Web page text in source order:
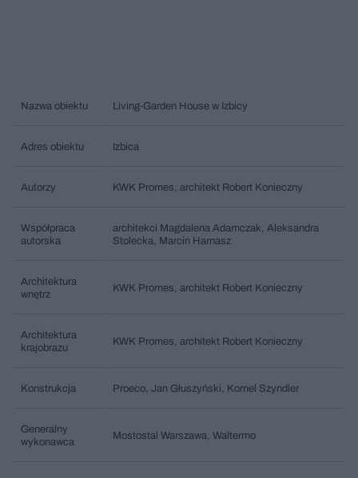
Nazwa obiektu Living-Garden House w Izbicy
Adres obiektu Izbica
Autorzy KWK Promes, architekt Robert Konieczny
Współpraca
autorska
architekci Magdalena Adamczak, Aleksandra
Stolecka, Marcin Harnasz
Architektura
wnętrz
KWK Promes, architekt Robert Konieczny
Architektura
krajobrazu
KWK Promes, architekt Robert Konieczny
Konstrukcja Proeco, Jan Głuszyński, Kornel Szyndler
Generalny
wykonawca
Mostostal Warszawa, Waltermo